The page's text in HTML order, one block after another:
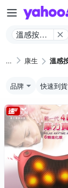
溫感按摩
康生 溫感
品牌 快速到貨